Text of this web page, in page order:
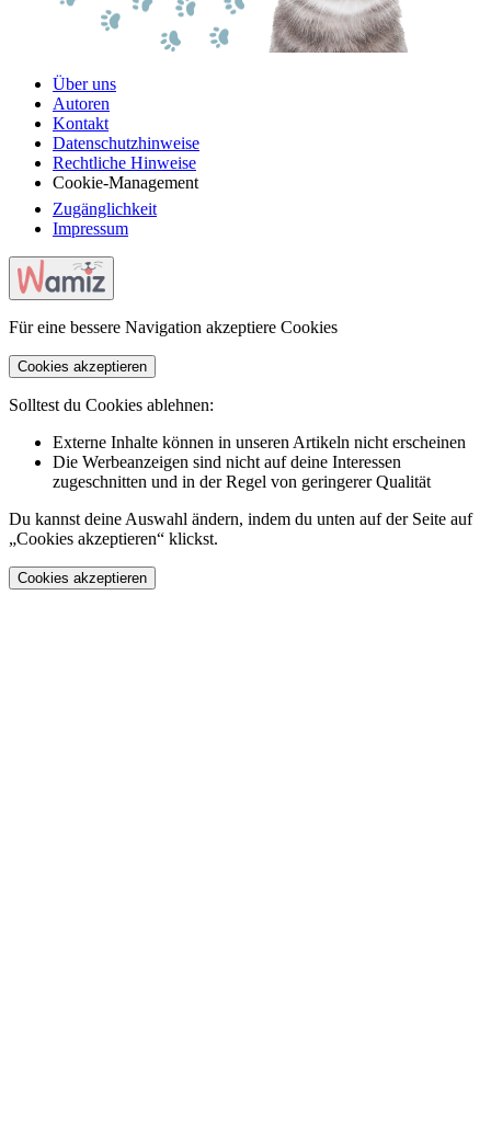
Über uns
Autoren
Kontakt
Datenschutzhinweise
Rechtliche Hinweise
Cookie-Management
Zugänglichkeit
Impressum
Für eine bessere Navigation akzeptiere Cookies
Cookies akzeptieren
Solltest du Cookies ablehnen:
Externe Inhalte können in unseren Artikeln nicht erscheinen
Die Werbeanzeigen sind nicht auf deine Interessen
zugeschnitten und in der Regel von geringerer Qualität
Du kannst deine Auswahl ändern, indem du unten auf der Seite auf
„Cookies akzeptieren“ klickst.
Cookies akzeptieren